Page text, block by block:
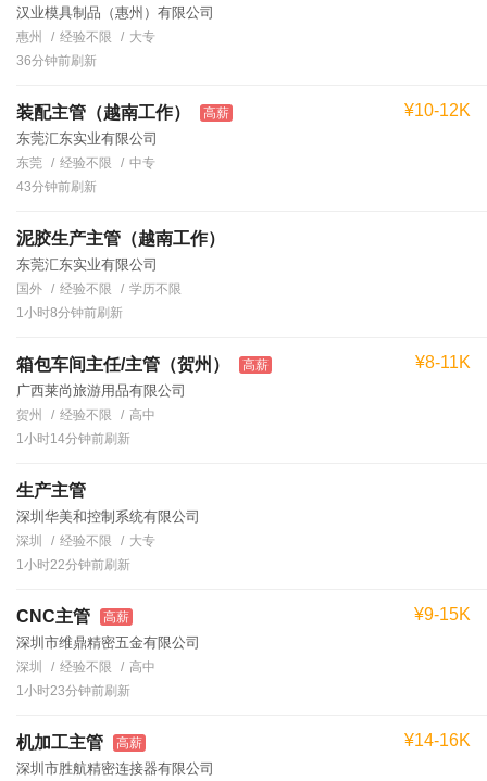
汉业模具制品（惠州）有限公司
惠州 经验不限
大专
36分钟前刷新
装配主管（越南工作） 高薪
东莞汇东实业有限公司
¥10-12K
东莞 经验不限
中专
43分钟前刷新
泥胶生产主管（越南工作）
东莞汇东实业有限公司
国外 经验不限
学历不限
1小时8分钟前刷新
箱包车间主任/主管（贺州） 高薪
广西莱尚旅游用品有限公司
¥8-11K
贺州 经验不限
高中
1小时14分钟前刷新
生产主管
深圳华美和控制系统有限公司
深圳 经验不限
大专
1小时22分钟前刷新
CNC主管 高薪
深圳市维鼎精密五金有限公司
¥9-15K
深圳 经验不限
高中
1小时23分钟前刷新
机加工主管 高薪
深圳市胜航精密连接器有限公司
¥14-16K